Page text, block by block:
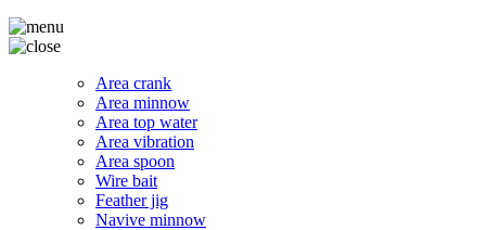
Area crank
Area minnow
Area top water
Area vibration
Area spoon
Wire bait
Feather jig
Navive minnow